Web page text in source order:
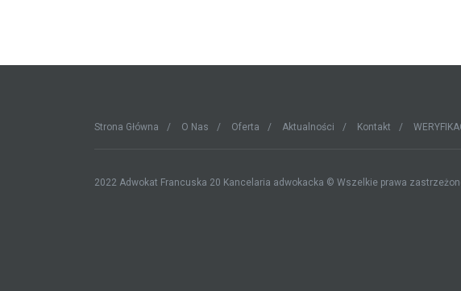
Strona Główna O Nas Oferta Aktualności Kontakt
2022 Adwokat Francuska 20 Kancelaria adwokacka © Wszelkie prawa